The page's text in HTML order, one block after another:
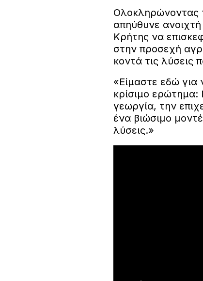
Ολοκληρώνοντας
απηύθυνε
Κρήτης να
στην προσεχή
κοντά τις λύσεις
«Είμαστε εδώ
κρίσιμο
γεωργία, την
ένα βιώσιμο
λύσεις.»